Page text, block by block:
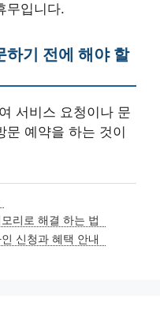
무입니다.
기 전에 해야 할
서비스 요청이나 문
문 예약을 하는 것이
리로 해결 하는 법
신청과 혜택 안내